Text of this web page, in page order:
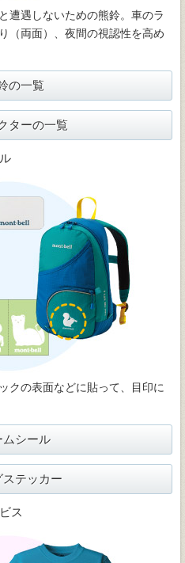
遭遇しないための熊鈴。車のラ
（両面）、夜間の視認性を高め
の一覧
ターの一覧
クの表面などに貼って、目印に
ムシール
ステッカー
ス